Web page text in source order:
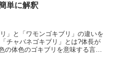
単に解釈
」と「ワモンゴキブリ」の違いを
チャバネゴキブリ」とは?体長が
の体色のゴキブリを意味する言葉